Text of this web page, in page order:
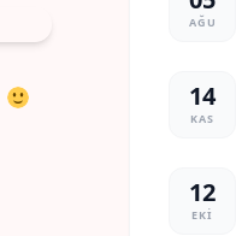
AĞU
14
KAS
12
EKI